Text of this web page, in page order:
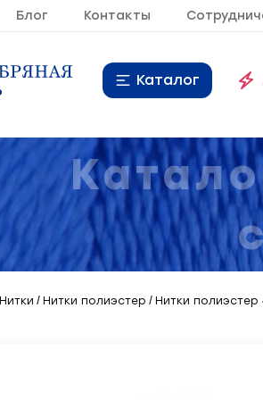
Блог Контакты
Каталог
9
10
20
Нитки Нитки полиэстер Нитки